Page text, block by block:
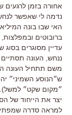
אחורה בזמן לרגעים
נדמה לי שאפשר
האי שבו בונה
ברובוטים
עדיין מסוגרים
ננחש, העונה תסתיים
משם תתחיל העונה
ש״הנוסע השמיני״
״מקום שקט״ למשל).
יצר את הייחוד של
למראה סדרה